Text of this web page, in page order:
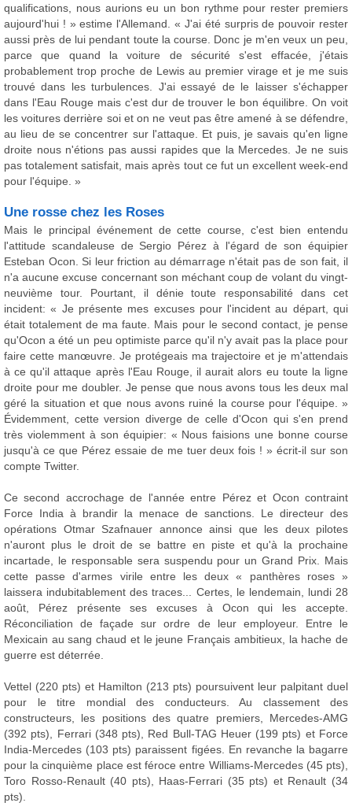
qualifications, nous aurions eu un bon rythme pour rester premiers
aujourd'hui ! » estime l'Allemand. « J'ai été surpris de pouvoir rester
aussi près de lui pendant toute la course. Donc je m'en veux un peu,
parce que quand la voiture de sécurité s'est effacée, j'étais
probablement trop proche de Lewis au premier virage et je me suis
trouvé dans les turbulences. J'ai essayé de le laisser s'échapper
dans l'Eau Rouge mais c'est dur de trouver le bon équilibre. On voit
les voitures derrière soi et on ne veut pas être amené à se défendre,
au lieu de se concentrer sur l'attaque. Et puis, je savais qu'en ligne
droite nous n'étions pas aussi rapides que la Mercedes. Je ne suis
pas totalement satisfait, mais après tout ce fut un excellent week-end
pour l'équipe. »
Une rosse chez les Roses
Mais le principal événement de cette course, c'est bien entendu
l'attitude scandaleuse de Sergio Pérez à l'égard de son équipier
Esteban Ocon. Si leur friction au démarrage n'était pas de son fait, il
n'a aucune excuse concernant son méchant coup de volant du vingt-
neuvième tour. Pourtant, il dénie toute responsabilité dans cet
incident: « Je présente mes excuses pour l'incident au départ, qui
était totalement de ma faute. Mais pour le second contact, je pense
qu'Ocon a été un peu optimiste parce qu'il n'y avait pas la place pour
faire cette manœuvre. Je protégeais ma trajectoire et je m'attendais
à ce qu'il attaque après l'Eau Rouge, il aurait alors eu toute la ligne
droite pour me doubler. Je pense que nous avons tous les deux mal
géré la situation et que nous avons ruiné la course pour l'équipe. »
Évidemment, cette version diverge de celle d'Ocon qui s'en prend
très violemment à son équipier: « Nous faisions une bonne course
jusqu'à ce que Pérez essaie de me tuer deux fois ! » écrit-il sur son
compte Twitter.
Ce second accrochage de l'année entre Pérez et Ocon contraint
Force India à brandir la menace de sanctions. Le directeur des
opérations Otmar Szafnauer annonce ainsi que les deux pilotes
n'auront plus le droit de se battre en piste et qu'à la prochaine
incartade, le responsable sera suspendu pour un Grand Prix. Mais
cette passe d'armes virile entre les deux « panthères roses »
laissera indubitablement des traces... Certes, le lendemain, lundi 28
août, Pérez présente ses excuses à Ocon qui les accepte.
Réconciliation de façade sur ordre de leur employeur. Entre le
Mexicain au sang chaud et le jeune Français ambitieux, la hache de
guerre est déterrée.
Vettel (220 pts) et Hamilton (213 pts) poursuivent leur palpitant duel
pour le titre mondial des conducteurs. Au classement des
constructeurs, les positions des quatre premiers, Mercedes-AMG
(392 pts), Ferrari (348 pts), Red Bull-TAG Heuer (199 pts) et Force
India-Mercedes (103 pts) paraissent figées. En revanche la bagarre
pour la cinquième place est féroce entre Williams-Mercedes (45 pts),
Toro Rosso-Renault (40 pts), Haas-Ferrari (35 pts) et Renault (34
pts).